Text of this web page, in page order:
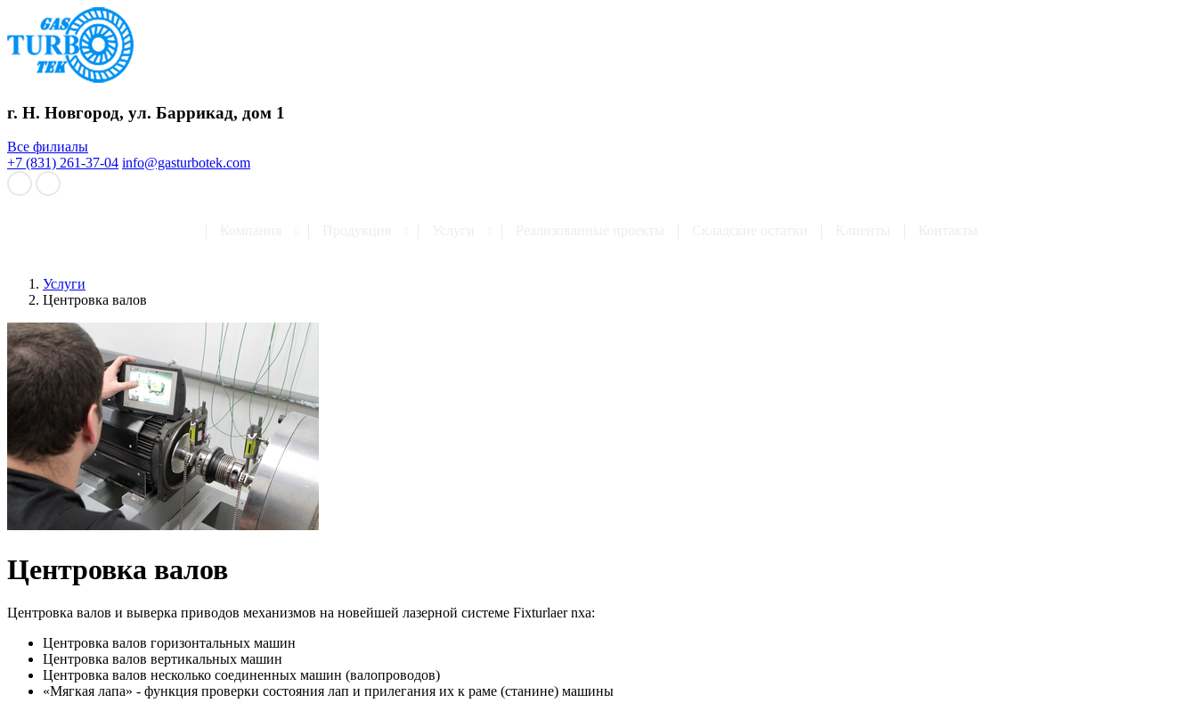
г. Н. Новгород, ул. Баррикад, дом 1
Все филиалы
+7 (831) 261-37-04 info@gasturbotek.com
Услуги
Центровка валов
Центровка валов
Центровка валов и выверка приводов механизмов на новейшей лазерной системе Fixturlaer nxa:
Центровка валов горизонтальных машин
Центровка валов вертикальных машин
Центровка валов несколько соединенных машин (валопроводов)
«Мягкая лапа» - функция проверки состояния лап и прилегания их к раме (станине) машины